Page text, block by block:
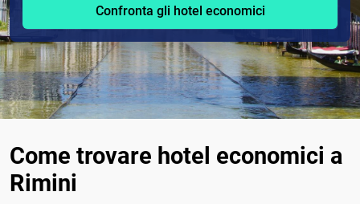
Confronta gli hotel economici
Come trovare hotel economici a
Rimini